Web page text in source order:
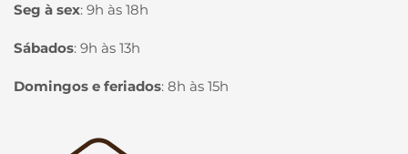
Seg à sex: 9h às 18h
Sábados: 9h às 13h
Domingos e feriados: 8h às 15h
Página inicial